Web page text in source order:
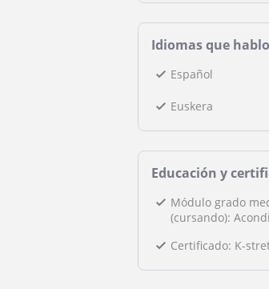
Idiomas que hablo
Español
Euskera
Educación y
Módulo grado
(cursando):
Certificado: K-